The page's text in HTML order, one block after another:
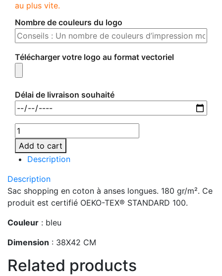
au plus vite.
Nombre de couleurs du logo
Télécharger votre logo au format vectoriel
Délai de livraison souhaité
Add to cart
Description
Description
Sac shopping en coton à anses longues. 180 gr/m². Ce
produit est certifié OEKO-TEX® STANDARD 100.
Couleur : bleu
Dimension : 38X42 CM
Related products